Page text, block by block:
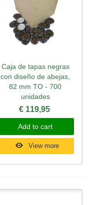
Caja de tapas negras
con diseño de abejas,
82 mm TO - 700
unidades
€ 119,95
Add to cart
View more